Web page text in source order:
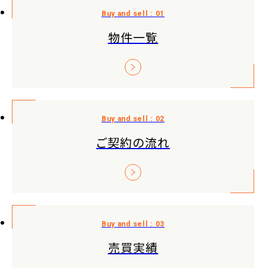
物件一覧
ご契約の流れ
売買実績